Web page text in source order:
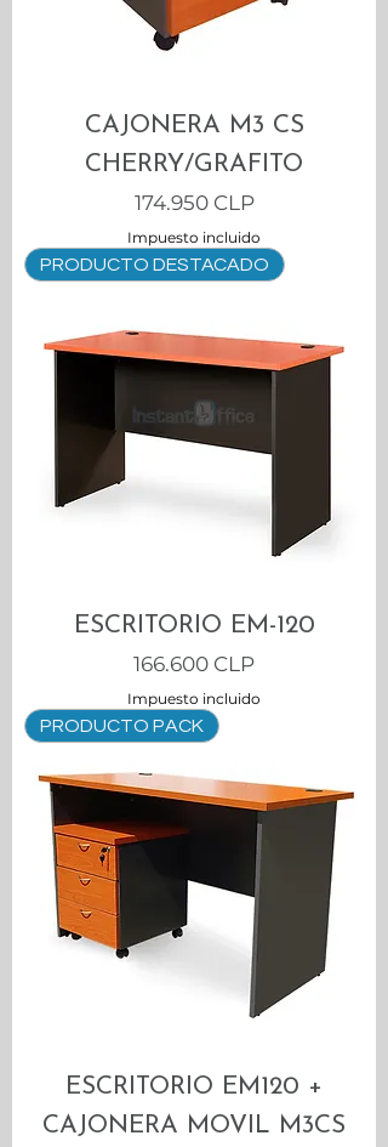
CAJONERA M3 CS
CHERRY/GRAFITO
Precio
174.950 CLP
Impuesto incluido
PRODUCTO DESTACADO
ESCRITORIO EM-120
Precio
166.600 CLP
Impuesto incluido
PRODUCTO PACK
ESCRITORIO EM120 +
CAJONERA MOVIL M3CS